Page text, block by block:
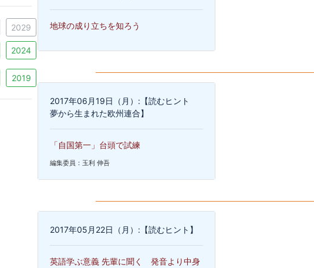
2029
2024
2019
地球の成り立ちを知ろう
2017年06月19日（月）:【読むヒント
夢から生まれた欧州連合】
「自国第一」台頭で試練
編集委員：玉利 伸吾
2017年05月22日（月）:【読むヒント】
英語学ぶ意義 先輩に聞く 発音より中身